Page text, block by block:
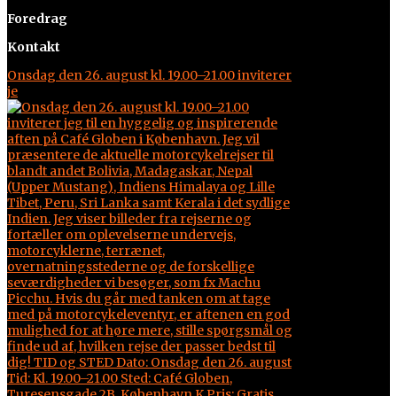
Foredrag
Kontakt
Onsdag den 26. august kl. 19.00–21.00 inviterer
je